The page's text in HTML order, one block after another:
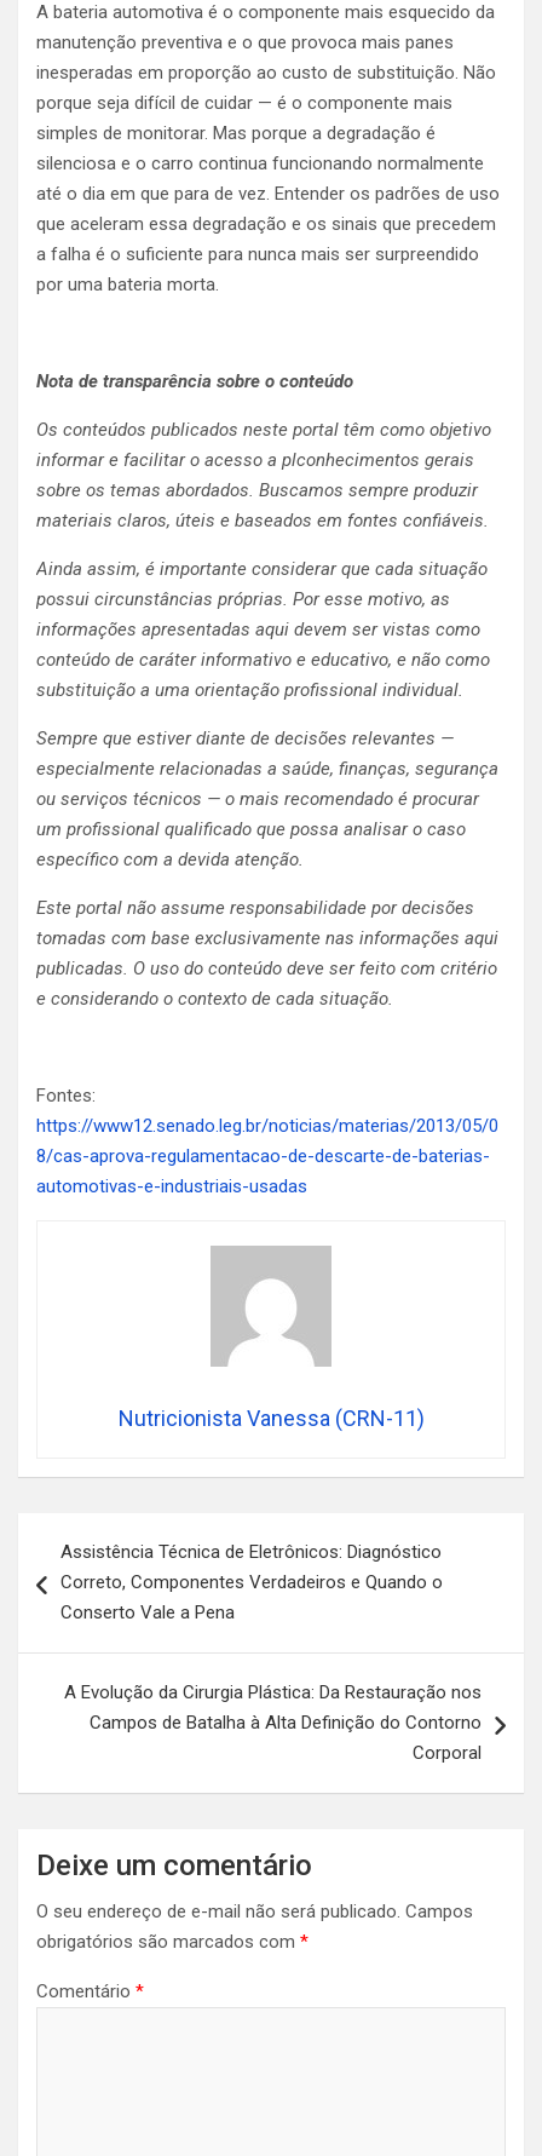
A bateria automotiva é o componente mais esquecido da
manutenção preventiva e o que provoca mais panes
inesperadas em proporção ao custo de substituição. Não
porque seja difícil de cuidar — é o componente mais
simples de monitorar. Mas porque a degradação é
silenciosa e o carro continua funcionando normalmente
até o dia em que para de vez. Entender os padrões de uso
que aceleram essa degradação e os sinais que precedem
a falha é o suficiente para nunca mais ser surpreendido
por uma bateria morta.
Nota de transparência sobre o conteúdo
Os conteúdos publicados neste portal têm como objetivo
informar e facilitar o acesso a plconhecimentos gerais
sobre os temas abordados. Buscamos sempre produzir
materiais claros, úteis e baseados em fontes confiáveis.
Ainda assim, é importante considerar que cada situação
possui circunstâncias próprias. Por esse motivo, as
informações apresentadas aqui devem ser vistas como
conteúdo de caráter informativo e educativo, e não como
substituição a uma orientação profissional individual.
Sempre que estiver diante de decisões relevantes —
especialmente relacionadas a saúde, finanças, segurança
ou serviços técnicos — o mais recomendado é procurar
um profissional qualificado que possa analisar o caso
específico com a devida atenção.
Este portal não assume responsabilidade por decisões
tomadas com base exclusivamente nas informações aqui
publicadas. O uso do conteúdo deve ser feito com critério
e considerando o contexto de cada situação.
Fontes:
https://www12.senado.leg.br/noticias/materias/2013/05/0
8/cas-aprova-regulamentacao-de-descarte-de-baterias-
automotivas-e-industriais-usadas
Nutricionista Vanessa (CRN-11)
de
Post
Assistência Técnica de Eletrônicos: Diagnóstico
Correto, Componentes Verdadeiros e Quando o
Conserto Vale a Pena
A Evolução da Cirurgia Plástica: Da Restauração nos
Campos de Batalha à Alta Definição do Contorno
Corporal
Deixe um comentário
O seu endereço de e-mail não será publicado. Campos
obrigatórios são marcados com *
Comentário *